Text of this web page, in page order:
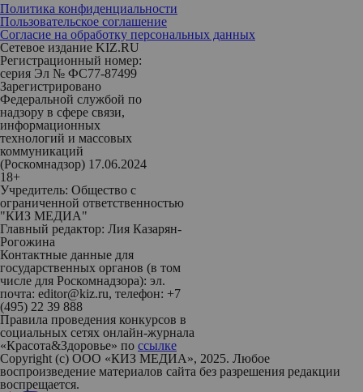
Политика конфиденциальности
Пользовательское соглашение
Согласие на обработку персональных данных
Сетевое издание KIZ.RU
Регистрационный номер:
серия Эл № ФС77-87499
Зарегистрировано
Федеральной службой по
надзору в сфере связи,
информационных
технологий и массовых
коммуникаций
(Роскомнадзор) 17.06.2024
18+
Учредитель: Общество с
ограниченной ответственностью
"КИЗ МЕДИА"
Главный редактор: Лия Казарян-
Рогожина
Контактные данные для
государственных органов (в том
числе для Роскомнадзора): эл.
почта: editor@kiz.ru, телефон: +7
(495) 22 39 888
Правила проведения конкурсов в
социальных сетях онлайн-журнала
«Красота&Здоровье» по ссылке
Copyright (с) ООО «КИЗ МЕДИА», 2025. Любое
воспроизведение материалов сайта без разрешения редакции
воспрещается.